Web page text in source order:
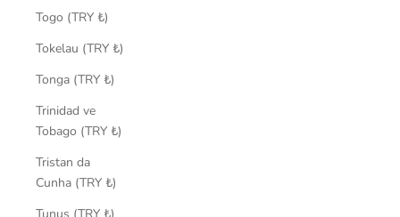
Togo (TRY ₺)
Tokelau (TRY ₺)
Tonga (TRY ₺)
Trinidad ve
Tobago (TRY ₺)
Tristan da
Cunha (TRY ₺)
Tunus (TRY ₺)